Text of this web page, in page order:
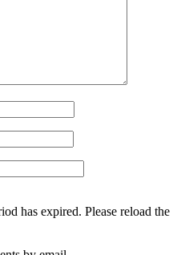
has expired. Please reload the